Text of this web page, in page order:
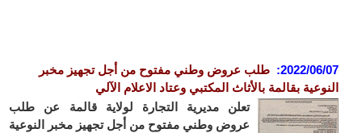
2022/06/07
: طلب عروض وطني مفتوح من أجل تجهيز مخبر
النوعية بقالمة بالأثاث المكتبي وعتاد الاعلام الآلي
تعلن مديرية التجارة لولاية قالمة عن طلب
عروض وطني مفتوح من أجل تجهيز مخبر النوعية